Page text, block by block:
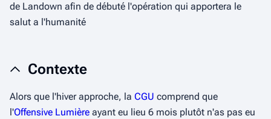
de Landown afin de débuté l'opération qui apportera le
salut a l'humanité
Contexte
Alors que l'hiver approche, la CGU comprend que
l'Offensive Lumière ayant eu lieu 6 mois plutôt n'as pas eu